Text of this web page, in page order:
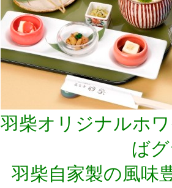
羽柴オリジナルホ
ば
羽柴自家製の風味